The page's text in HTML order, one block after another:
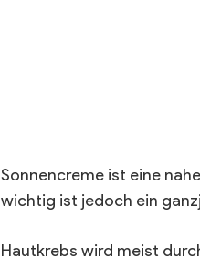
Sonnencreme ist eine
wichtig ist jedoch ein
Hautkrebs wird meist